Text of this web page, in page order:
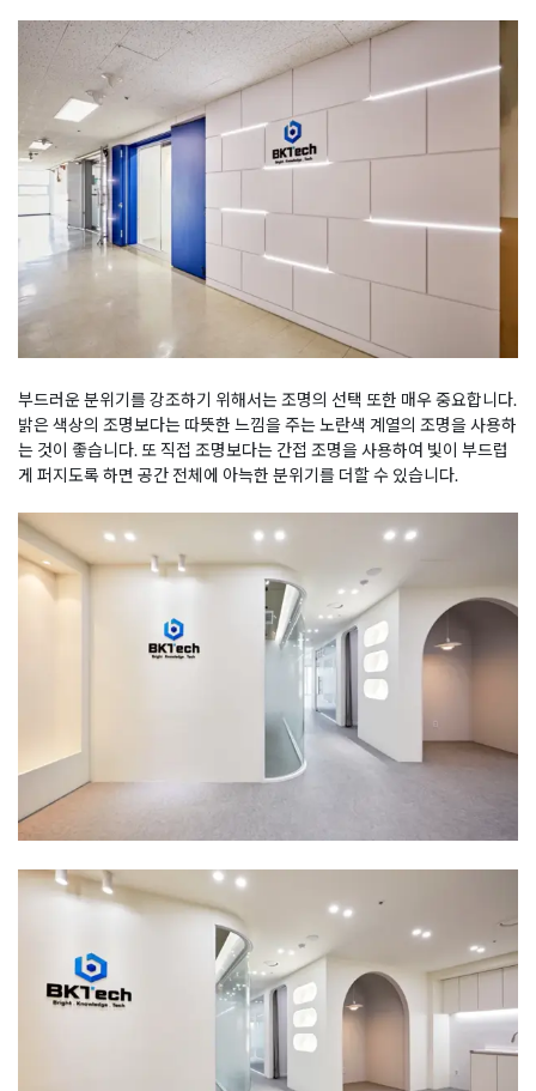
부드러운 분위기를 강조하기 위해서는 조명의 선택 또한 매우 중요합니다.
밝은 색상의 조명보다는 따뜻한 느낌을 주는 노란색 계열의 조명을 사용하
는 것이 좋습니다. 또 직접 조명보다는 간접 조명을 사용하여 빛이 부드럽
게 퍼지도록 하면 공간 전체에 아늑한 분위기를 더할 수 있습니다.